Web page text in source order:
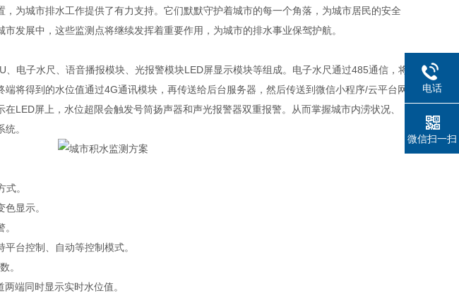
为城市排水工作提供了有力支持。它们默默守护着城市的每一个角落，为城市居民的安全
发展中，这些监测点将继续发挥着重要作用，为城市的排水事业保驾护航。
子水尺、语音播报模块、光报警模块LED屏显示模块等组成。电子水尺通过485通信，将
将得到的水位值通过4G通讯模块，再传送给后台服务器，然后传送到微信小程序/云平台网
LED屏上，水位超限会触发号筒扬声器和声光报警器双重报警。从而掌握城市内涝状况、
。
。
显示。
台控制、自动等控制模式。
。
端同时显示实时水位值。
电话
微信扫一扫